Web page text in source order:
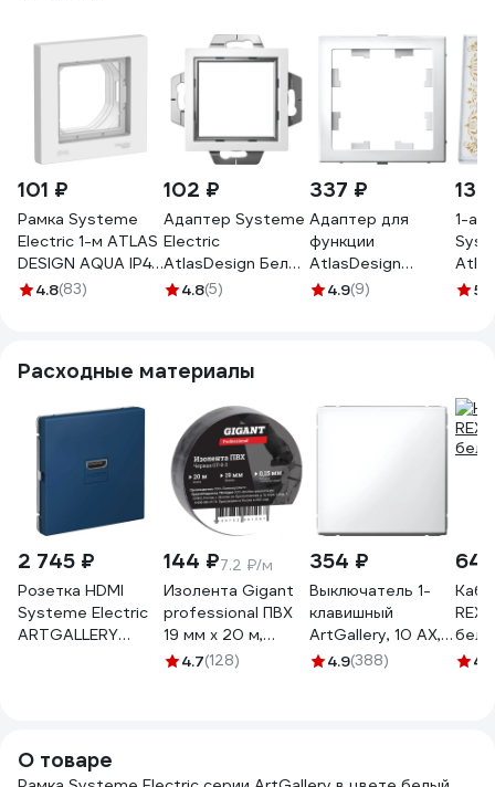
101 ₽
Рамка Systeme
Electric 1-м ATLAS
DESIGN AQUA IP44
белая ATN440101
4.8(83)
102 ₽
Адаптер Systeme
Electric
AtlasDesign Белый
45 SE ATN000108
4.8(5)
337 ₽
Адаптер для
функции
AtlasDesign
ArtGallery
4.9(9)
1-ая
5
Расходные материалы
2 745 ₽
Розетка HDMI
Systeme Electric
ARTGALLERY
144 ₽7.2 ₽/м
Изолента Gigant
professional ПВХ
19 мм х 20 м,
черная GT-0-3
4.7(128)
354 ₽
Выключатель 1-
клавишный
ArtGallery, 10 АХ,
механизм
4.9(388)
64
4.4
О товаре